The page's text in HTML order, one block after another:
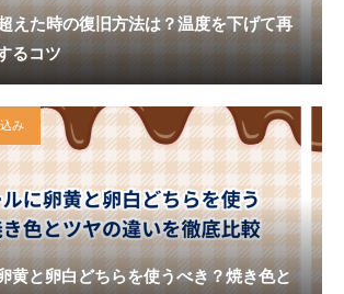
えた時の復旧方法は？温度を下げて再
るコツ
み
黄と卵白どちらを使うべき？焼き色と